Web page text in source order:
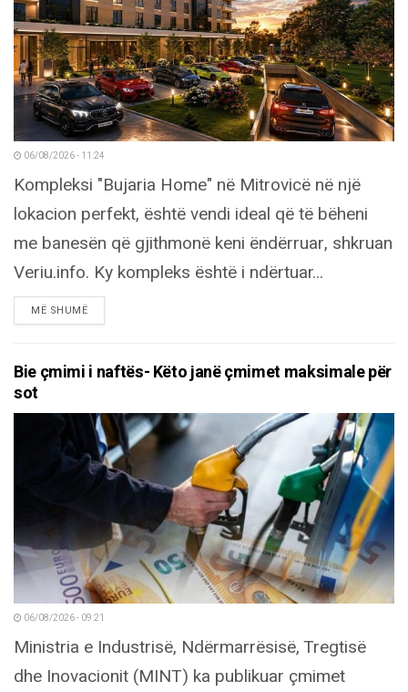
06/08/2026 - 11:24
Kompleksi "Bujaria Home" në Mitrovicë në një
lokacion perfekt, është vendi ideal që të bëheni
me banesën që gjithmonë keni ëndërruar, shkruan
Veriu.info. Ky kompleks është i ndërtuar...
MË SHUMËDETAILS
Bie çmimi i naftës- Këto janë çmimet maksimale për
sot
06/08/2026 - 09:21
Ministria e Industrisë, Ndërmarrësisë, Tregtisë
dhe Inovacionit (MINT) ka publikuar çmimet